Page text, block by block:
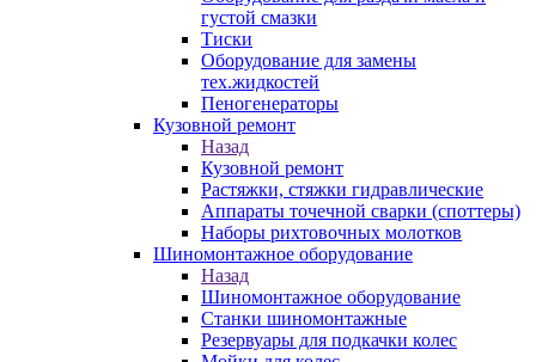
густой смазки
Тиски
Оборудование для замены
тех.жидкостей
Пеногенераторы
Кузовной ремонт
Назад
Кузовной ремонт
Растяжки, стяжки гидравлические
Аппараты точечной сварки (споттеры)
Наборы рихтовочных молотков
Шиномонтажное оборудование
Назад
Шиномонтажное оборудование
Станки шиномонтажные
Резервуары для подкачки колес